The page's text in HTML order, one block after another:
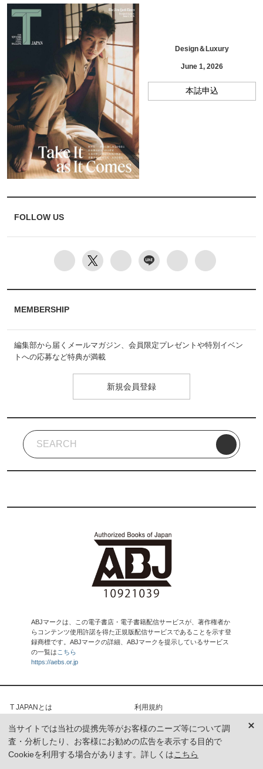
Design＆Luxury
June 1, 2026
本誌申込
FOLLOW US
MEMBERSHIP
編集部から届くメールマガジン、会員限定プレゼントや特別イベン
トへの応募など特典が満載
新規会員登録
ABJマークは、この電子書店・電子書籍配信サービスが、著作権者か
らコンテンツ使用許諾を得た正規版配信サービスであることを示す登
録商標です。ABJマークの詳細、ABJマークを提示しているサービス
の一覧は こちら
https://aebs.or.jp
T JAPANとは
利用規約
お問い合わせ
ヘルプ（FAQ）
広告掲載に関して
記事掲載に関して
本誌購読申込
本誌配送停止依頼
当サイトでは当社の提携先等がお客様のニーズ等について調
査・分析したり、お客様にお勧めの広告を表示する目的で
Cookieを利用する場合があります。詳しくはこちら